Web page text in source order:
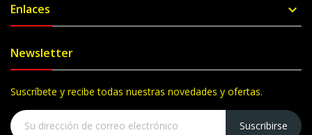
Enlaces 
Newsletter
Suscríbete y recibe todas nuestras novedades y ofertas.
Suscribirse